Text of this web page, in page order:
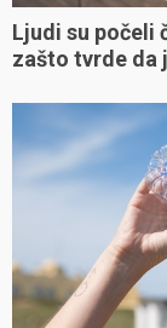
Ljudi su počeli
zašto tvrde da